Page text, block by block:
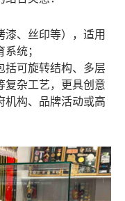
、丝印等），适用
统；
括可旋转结构、多层
复杂工艺，更具创意
机构、品牌活动或高